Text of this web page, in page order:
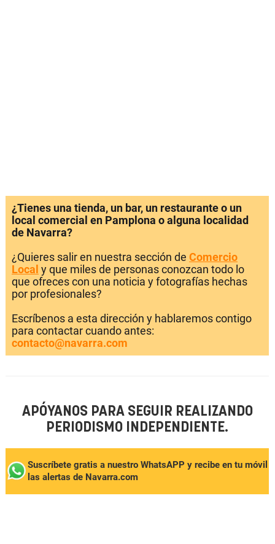
¿Tienes una tienda, un bar, un restaurante o un
local comercial en Pamplona o alguna localidad
de Navarra?
¿Quieres salir en nuestra sección de Comercio
Local y que miles de personas conozcan todo lo
que ofreces con una noticia y fotografías hechas
por profesionales?
Escríbenos a esta dirección y hablaremos contigo
para contactar cuando antes:
contacto@navarra.com
APÓYANOS PARA SEGUIR REALIZANDO
PERIODISMO INDEPENDIENTE.
Suscríbete gratis a nuestro WhatsAPP y recibe en tu móvil
las alertas de Navarra.com